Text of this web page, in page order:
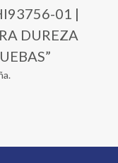
01 |
DUREZA